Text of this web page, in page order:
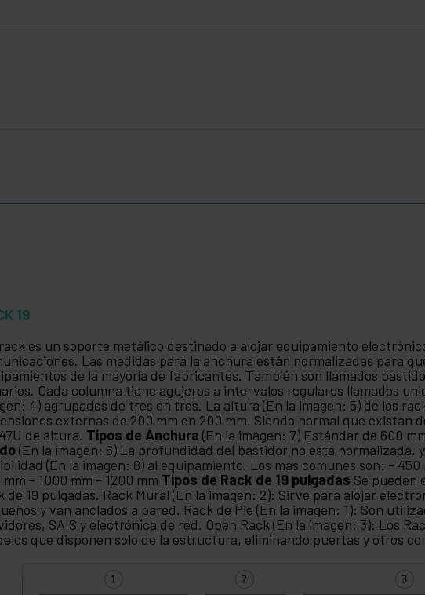
19
es un soporte metálico destinado a alojar equipamiento
Las medidas para la anchura están normalizadas para
de la mayoría de fabricantes. También son llamados
Cada columna tiene agujeros a intervalos regulares llamados
4) agrupados de tres en tres. La altura (En la imagen: 5) de los
externas de 200 mm en 200 mm. Siendo normal que existan
de altura. Tipos de Anchura (En la imagen: 7) Estándar de 600
(En la imagen: 6) La profundidad del bastidor no está normalizada,
(En la imagen: 8) al equipamiento. Los más comunes son: -
mm - 1000 mm - 1200 mm Tipos de Rack de 19 pulgadas Se pueden
de 19 pulgadas. Rack Mural (En la imagen: 2): Sirve para alojar
y van anclados a pared. Rack de Pie (En la imagen: 1): Son
SAIS y electrónica de red. Open Rack (En la imagen: 3): Los
que disponen solo de la estructura, eliminando puertas y otros